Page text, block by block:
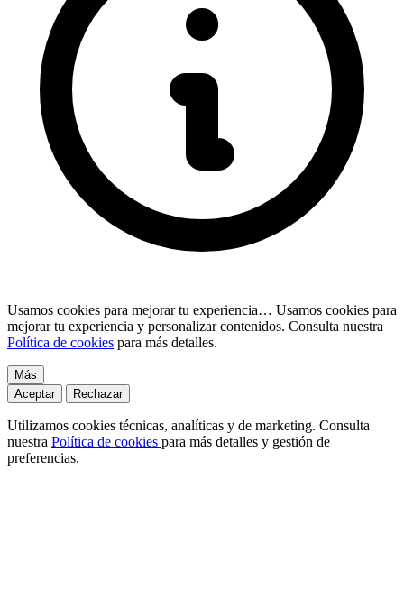
Usamos cookies para mejorar tu experiencia… Usamos cookies para
mejorar tu experiencia y personalizar contenidos. Consulta nuestra
Política de cookies para más detalles.
Más
Aceptar
Rechazar
Utilizamos cookies técnicas, analíticas y de marketing. Consulta
nuestra Política de cookies para más detalles y gestión de
preferencias.